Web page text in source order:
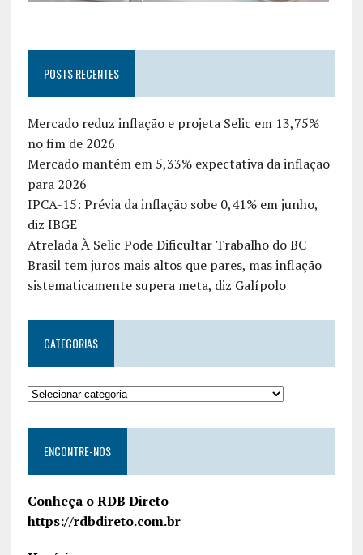
POSTS RECENTES
Mercado reduz inflação e projeta Selic em 13,75%
no fim de 2026
Mercado mantém em 5,33% expectativa da inflação
para 2026
IPCA-15: Prévia da inflação sobe 0,41% em junho,
diz IBGE
Atrelada À Selic Pode Dificultar Trabalho do BC
Brasil tem juros mais altos que pares, mas inflação
sistematicamente supera meta, diz Galípolo
CATEGORIAS
ENCONTRE-NOS
Conheça o RDB Direto
https://rdbdireto.com.br